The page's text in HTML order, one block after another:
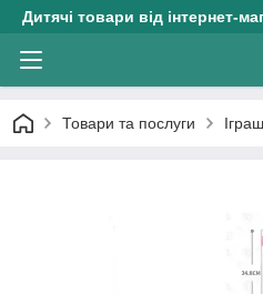
Дитячі товари від інтернет-
Товари та послуги